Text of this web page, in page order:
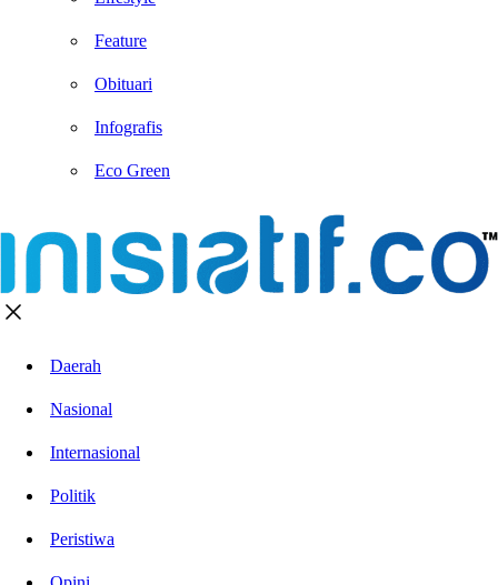
Feature
Obituari
Infografis
Eco Green
Daerah
Nasional
Internasional
Politik
Peristiwa